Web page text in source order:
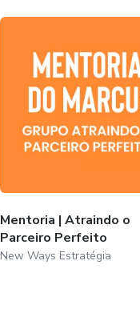
Mentoria | Atraindo o
Parceiro Perfeito
New Ways Estratégia